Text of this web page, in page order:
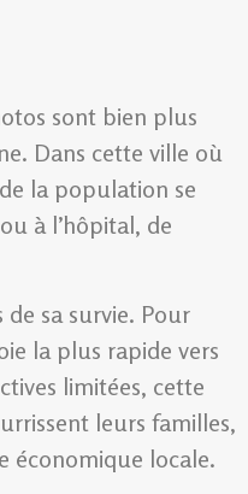
sont bien plus
Dans cette ville où
la population se
à l’hôpital, de
sa survie. Pour
la plus rapide vers
limitées, cette
leurs familles,
économique locale.